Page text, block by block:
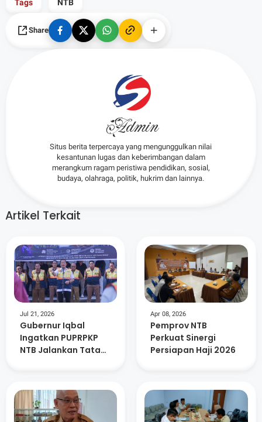
Tags NTB
Share
Admin
Situs berita terpercaya yang mengunggulkan nilai
kesantunan lugas dan keberimbangan dalam
merangkum ragam peristiwa pendidikan, sosial,
budaya, olahraga, politik, hukrim dan lainnya.
Artikel Terkait
Jul 21, 2026
Gubernur Iqbal
Ingatkan PUPRPKP
NTB Jalankan Tata
Apr 08, 2026
Pemprov NTB
Perkuat Sinergi
Persiapan Haji 2026